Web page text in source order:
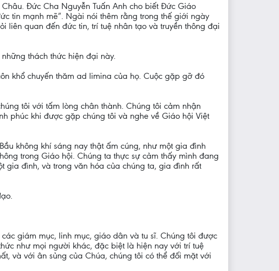
Đức Cha Nguyễn Tuấn Anh cho biết Đức Giáo
tin mạnh mẽ”. Ngài nói thêm rằng trong thế giới ngày
quan đến đức tin, trí tuệ nhân tạo và truyền thông đại
thách thức hiện đại này.
khổ chuyến thăm ad limina của họ. Cuộc gặp gỡ đó
tôi với tấm lòng chân thành. Chúng tôi cảm nhận
phúc khi được gặp chúng tôi và nghe về Giáo hội Việt
không khí sáng nay thật ấm cúng, như một gia đình
trong Giáo hội. Chúng ta thực sự cảm thấy mình đang
gia đình, và trong văn hóa của chúng ta, gia đình rất
giám mục, linh mục, giáo dân và tu sĩ. Chúng tôi được
như mọi người khác, đặc biệt là hiện nay với trí tuệ
và với ân sủng của Chúa, chúng tôi có thể đối mặt với